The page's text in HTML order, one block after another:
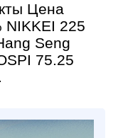
Цена
NIKKEI 225
Seng
75.25